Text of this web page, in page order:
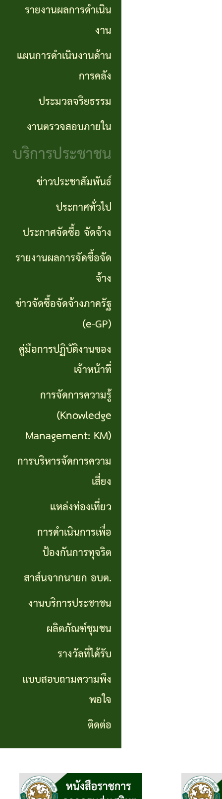
งาน
เจ้า
หน้าที่
การจัดการ
ความรู้
(Knowledge
KM)
การ
บริหาร
จัดการ
เสี่ยง
ท่อง
เที่ยว
การ
ดำเนิน
การ
เพื่อ
ทุจริต
สาส์น
นายก
อบต.
งาน
บริการ
ประชาชน
ผลิตภัณฑ์
รางวัล
ที่ได้
รับ
งานด้าน
การคลัง
จริยธรรม
งาน
ตรวจ
สอบ
ภายใน
กำลัง
แผน
ส่วน
ตำบล
รายงานผลการดำเนิน
งาน
แผนการดำเนินงานด้าน
การคลัง
ประมวลจริยธรรม
งานตรวจสอบภายใน
บริการประชาชน
ข่าวประชาสัมพันธ์
ประกาศทั่วไป
ประกาศจัดซื้อ จัดจ้าง
รายงานผลการจัดซื้อจัด
จ้าง
ข่าวจัดซื้อจัดจ้างภาครัฐ
(e-GP)
คู่มือการปฏิบัติงานของ
เจ้าหน้าที่
การจัดการความรู้
(Knowledge
Management: KM)
การบริหารจัดการความ
เสี่ยง
แหล่งท่องเที่ยว
การดำเนินการเพื่อ
ป้องกันการทุจริต
สาส์นจากนายก อบต.
งานบริการประชาชน
ผลิตภัณฑ์ชุมชน
รางวัลที่ได้รับ
แบบสอบถามความพึง
พอใจ
ติดต่อ